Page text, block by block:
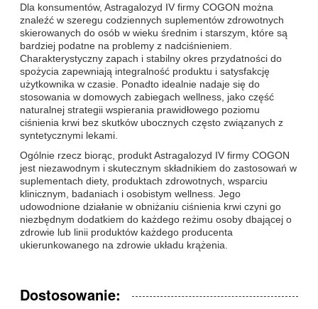
Dla konsumentów, Astragalozyd IV firmy COGON można
znaleźć w szeregu codziennych suplementów zdrowotnych
skierowanych do osób w wieku średnim i starszym, które są
bardziej podatne na problemy z nadciśnieniem.
Charakterystyczny zapach i stabilny okres przydatności do
spożycia zapewniają integralność produktu i satysfakcję
użytkownika w czasie. Ponadto idealnie nadaje się do
stosowania w domowych zabiegach wellness, jako część
naturalnej strategii wspierania prawidłowego poziomu
ciśnienia krwi bez skutków ubocznych często związanych z
syntetycznymi lekami.
Ogólnie rzecz biorąc, produkt Astragalozyd IV firmy COGON
jest niezawodnym i skutecznym składnikiem do zastosowań w
suplementach diety, produktach zdrowotnych, wsparciu
klinicznym, badaniach i osobistym wellness. Jego
udowodnione działanie w obniżaniu ciśnienia krwi czyni go
niezbędnym dodatkiem do każdego reżimu osoby dbającej o
zdrowie lub linii produktów każdego producenta
ukierunkowanego na zdrowie układu krążenia.
Dostosowanie: